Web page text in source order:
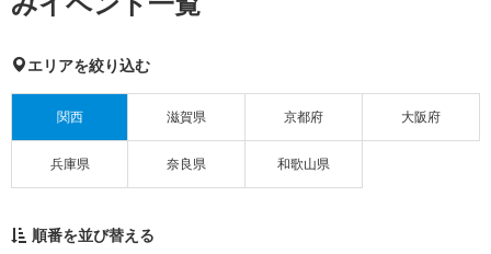
エリアを絞り込む
関西 滋賀県 京都府 大阪府
兵庫県 奈良県 和歌山県
順番を並び替える